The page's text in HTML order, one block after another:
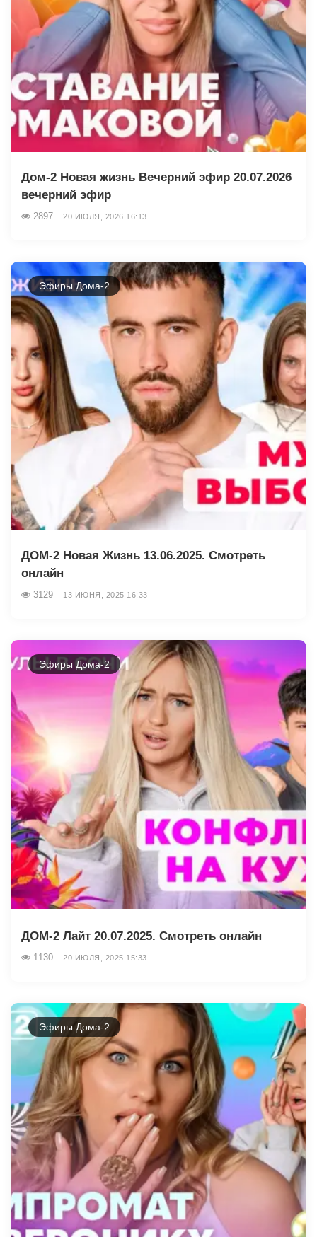
Дом-2 Новая жизнь Вечерний эфир 20.07.2026
вечерний эфир
2897 20 ИЮЛЯ, 2026 16:13
Эфиры Дома-2
ДОМ-2 Новая Жизнь 13.06.2025. Смотреть
онлайн
3129 13 ИЮНЯ, 2025 16:33
Эфиры Дома-2
ДОМ-2 Лайт 20.07.2025. Смотреть онлайн
1130 20 ИЮЛЯ, 2025 15:33
Эфиры Дома-2